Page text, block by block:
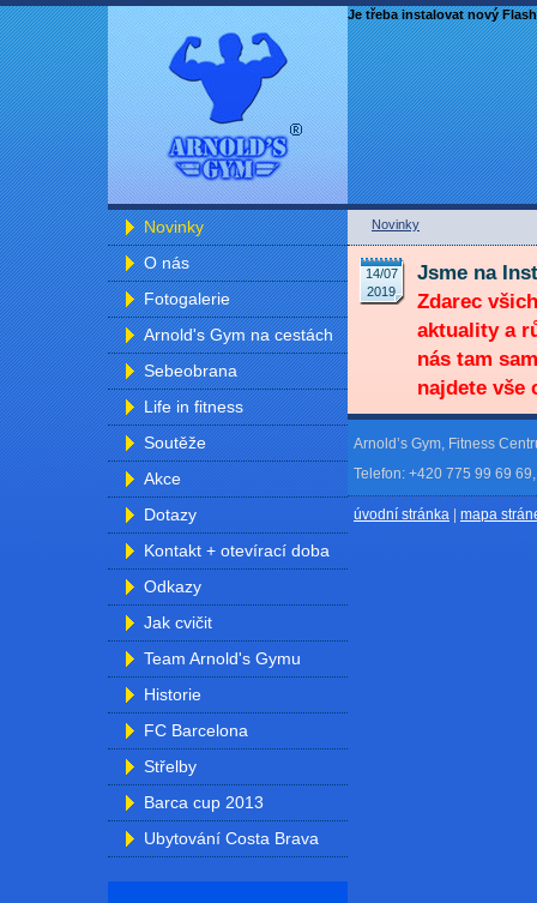
Je třeba instalovat nový Flash
Novinky
O nás
Fotogalerie
Arnold's Gym na cestách
Sebeobrana
Life in fitness
Soutěže
Akce
Dotazy
Kontakt + otevírací doba
Odkazy
Jak cvičit
Team Arnold's Gymu
Historie
FC Barcelona
Střelby
Barca cup 2013
Ubytování Costa Brava
Novinky
14/07
2019
Jsme na
Zdarec
aktuality a
nás tam
najdete vše
Arnold’s Gym, Fitness
Telefon: +420 775 99 69
úvodní stránka | mapa